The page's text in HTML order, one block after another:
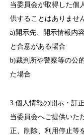
当委員会が取得した個
供することはありませ
a)開示先、開示情報内
と合意がある場合
b)裁判所や警察等の公
た場合
3.個人情報の開示・訂
当委員会へご提供いた
正、削除、利用停止等